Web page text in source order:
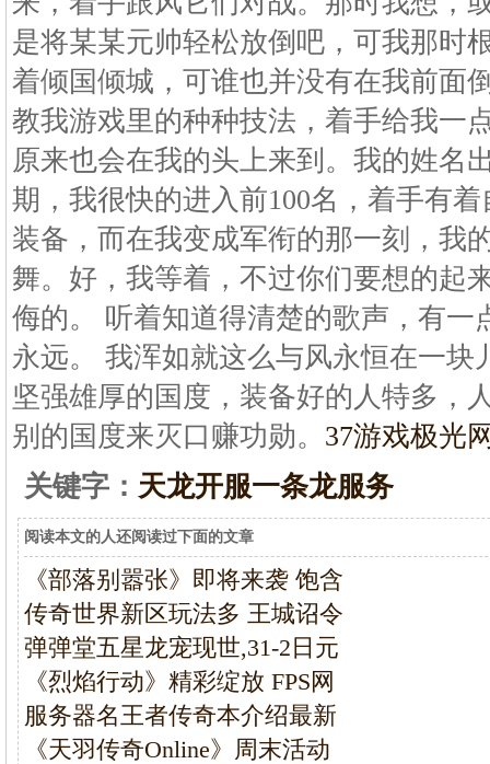
是将某某元帅轻松放倒吧，可我那时
着倾国倾城，可谁也并没有在我前面
教我游戏里的种种技法，着手给我一
原来也会在我的头上来到。我的姓名
期，我很快的进入前100名，着手有
装备，而在我变成军衔的那一刻，我
舞。好，我等着，不过你们要想的起
侮的。 听着知道得清楚的歌声，有一
永远。 我浑如就这么与风永恒在一块
坚强雄厚的国度，装备好的人特多，
别的国度来灭口赚功勋。 37游戏极光
关键字： 天龙开服一条龙服务
阅读本文的人还阅读过下面的文章
《部落别嚣张》即将来袭 饱含
传奇世界新区玩法多 王城诏令
弹弹堂五星龙宠现世,31-2日元
《烈焰行动》精彩绽放 FPS网
服务器名王者传奇本介绍最新
《天羽传奇Online》周末活动